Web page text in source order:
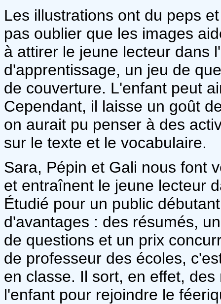
Les illustrations ont du peps
pas oublier que les images
à attirer le jeune lecteur dans
d'apprentissage, un jeu de
de couverture. L'enfant peut
Cependant, il laisse un goût
on aurait pu penser à des
sur le texte et le vocabulaire.
Sara, Pépin et Gali nous font
et entraînent le jeune lecteur
Étudié pour un public
d'avantages : des résumés,
de questions et un prix
de professeur des écoles,
en classe. Il sort, en effet,
l'enfant pour rejoindre le